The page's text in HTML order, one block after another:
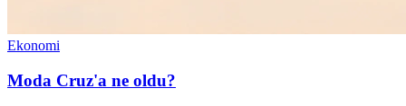
Ekonomi
Moda Cruz'a ne oldu?